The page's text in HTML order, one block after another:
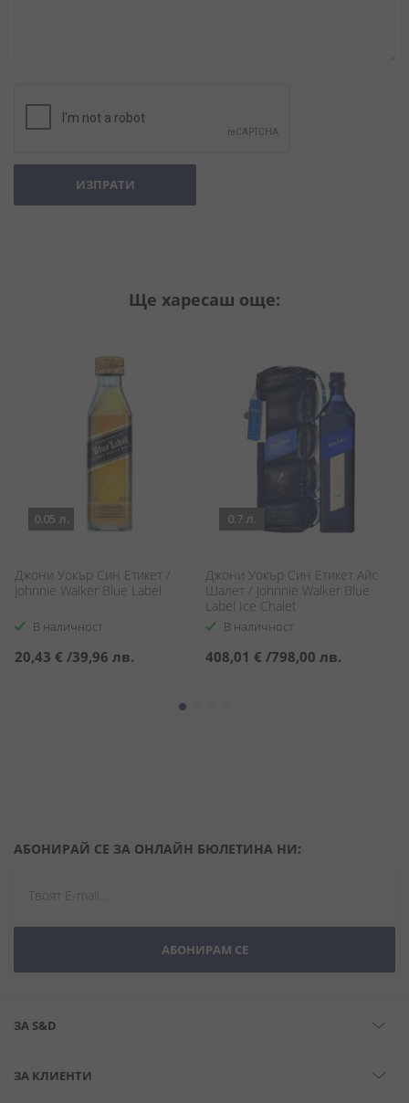
ИЗПРАТИ
Ще харесаш още:
0.05 л.
Джони Уокър Син Етикет /
Johnnie Walker Blue Label
В наличност
20,43 € /39,96 лв.
0.7 л.
Джони Уокър Син Етикет Айс
Шалет / Johnnie Walker Blue
Label Ice Chalet
В наличност
408,01 € /798,00 лв.
АБОНИРАЙ СЕ ЗА ОНЛАЙН БЮЛЕТИНА НИ:
АБОНИРАМ СЕ
ЗА S&D
ЗА КЛИЕНТИ